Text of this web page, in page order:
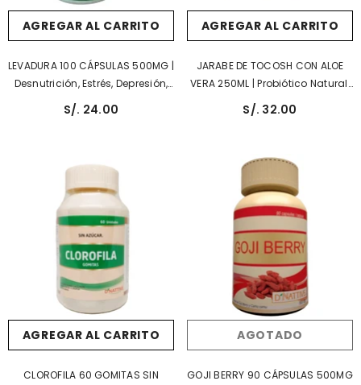
AGREGAR AL CARRITO
LEVADURA 100 CÁPSULAS 500MG |
Desnutrición, Estrés, Depresión,
Crecimiento.
S/. 24.00
AGREGAR AL CARRITO
JARABE DE TOCOSH CON ALOE
VERA 250ML | Probiótico Natural,
Sistema Digestivo.
S/. 32.00
AGREGAR AL CARRITO
CLOROFILA 60 GOMITAS SIN
AGOTADO
GOJI BERRY 90 CÁPSULAS 500MG